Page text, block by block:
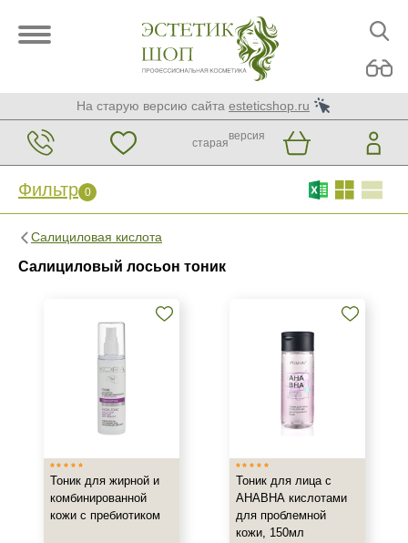
На старую версию сайта esteticshop.ru
старая
версия
Фильтр 0
Салициловая кислота
Салициловый лосьон тоник
Фильтр 0
Mesaltera by Dr. Mikhaylova
Южная Корея
Тип товара
Тоник для жирной и
комбинированной
кожи с пребиотиком
Тоник для лица с
АНАВНА кислотами
для проблемной
кожи, 150мл